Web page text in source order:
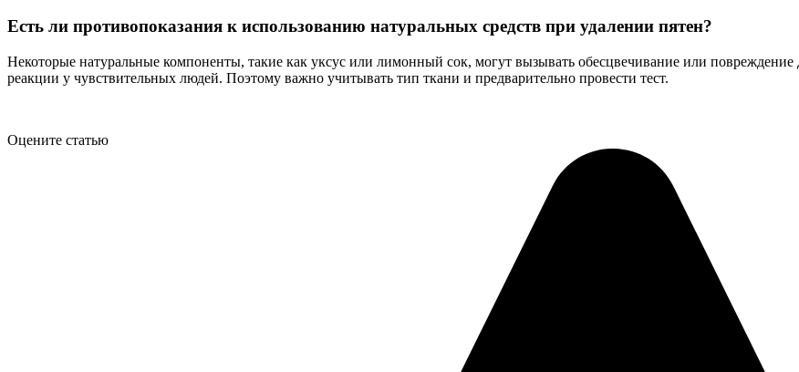
Есть ли противопоказания к использованию натуральных средств при удалении пятен?
Некоторые натуральные компоненты, такие как уксус или лимонный сок, могут вызывать обесцвечивание или
реакции у чувствительных людей. Поэтому важно учитывать тип ткани и предварительно провести тест.
Оцените статью